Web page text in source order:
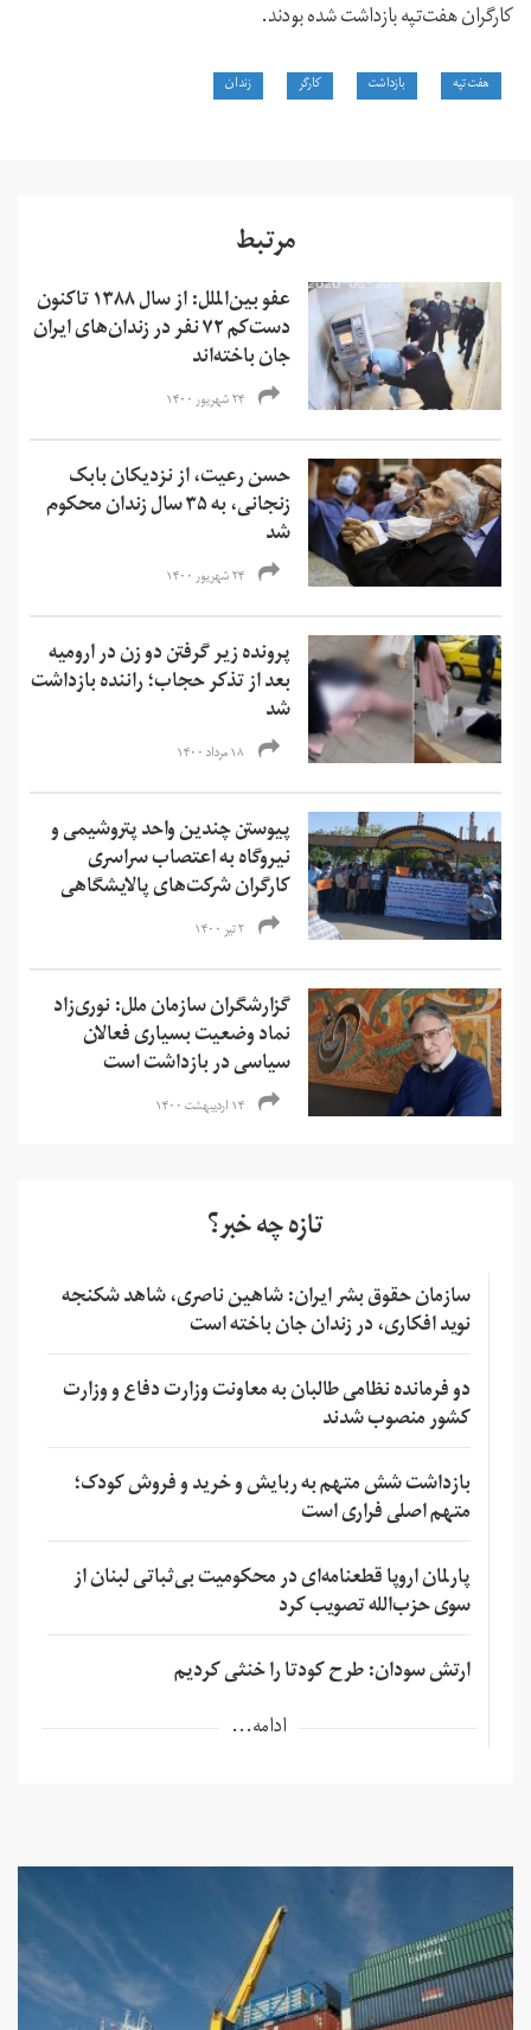
کارگران هفت‌تپه بازداشت شده بودند.
هفت تپه بازداشت کارگر زندان
مرتبط
عفو بین‌الملل: از سال ۱۳۸۸ تاکنون
دست‌کم ۷۲ نفر در زندان‌های ایران
جان باخته‌اند
۲۴ شهریور ۱۴۰۰
حسن رعیت، از نزدیکان بابک
زنجانی، به ۳۵ سال زندان محکوم
شد
۲۴ شهریور ۱۴۰۰
پرونده زیر گرفتن دو زن در ارومیه
بعد از تذکر حجاب؛ راننده بازداشت
شد
۱۸ مرداد ۱۴۰۰
پیوستن چندین واحد پتروشیمی و
نیروگاه به اعتصاب سراسری
کارگران شرکت‌های پالایشگاهی
۲ تیر ۱۴۰۰
گزارشگران سازمان ملل: نوری‌زاد
نماد وضعیت بسیاری فعالان
سیاسی در بازداشت است
۱۴ اردیبهشت ۱۴۰۰
تازه چه خبر؟
سازمان حقوق بشر ایران: شاهین ناصری، شاهد شکنجه
نوید افکاری، در زندان جان باخته است
دو فرمانده نظامی طالبان به معاونت وزارت دفاع و وزارت
کشور منصوب شدند
بازداشت شش متهم به ربایش و خرید و فروش کودک؛
متهم اصلی فراری است
پارلمان اروپا قطعنامه‌ای در محکومیت بی‌ثباتی لبنان از
سوی حزب‌الله تصویب کرد
ارتش سودان: طرح کودتا را خنثی کردیم
ادامه...